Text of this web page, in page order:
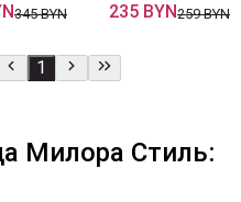
345 BYN 235 BYN259 BYN
1
Милора Стиль: